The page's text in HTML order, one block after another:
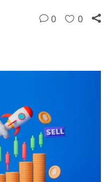
0 0